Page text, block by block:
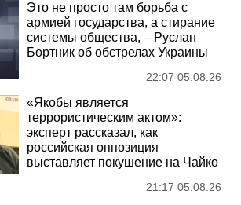
Это не просто там борьба с
армией государства, а стирание
системы общества, – Руслан
Бортник об обстрелах Украины
22:07 05.08.26
«Якобы является
террористическим актом»:
эксперт рассказал, как
российская оппозиция
выставляет покушение на Чайко
21:17 05.08.26